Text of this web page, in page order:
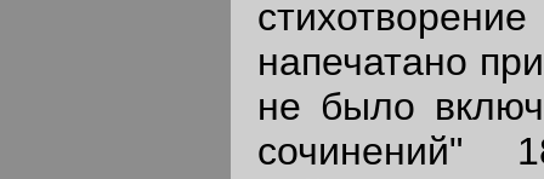
напечатано
не было
сочинений"